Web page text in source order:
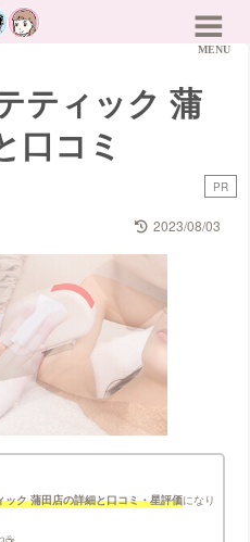
ティック 蒲
口コミ
PR
2023/08/03
ック 蒲田店の詳細と口コミ・星評価になり
☕